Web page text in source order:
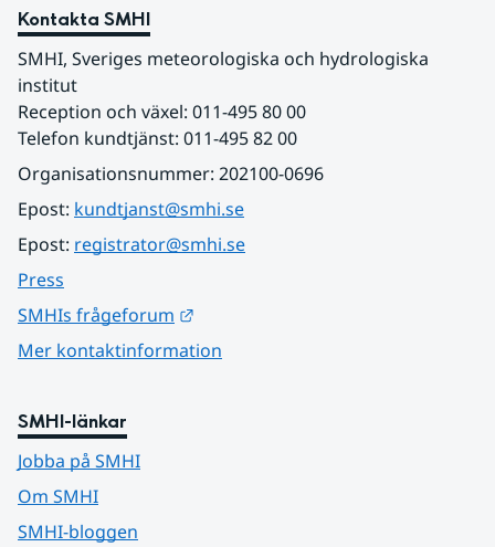
Kontakta SMHI
SMHI, Sveriges meteorologiska och hydrologiska
institut
Reception och växel: 011-495 80 00
Telefon kundtjänst: 011-495 82 00
Organisationsnummer: 202100-0696
Epost: kundtjanst@smhi.se
Epost: registrator@smhi.se
Press
SMHIs frågeforum
Mer kontaktinformation
SMHI-länkar
Jobba på SMHI
Om SMHI
SMHI-bloggen